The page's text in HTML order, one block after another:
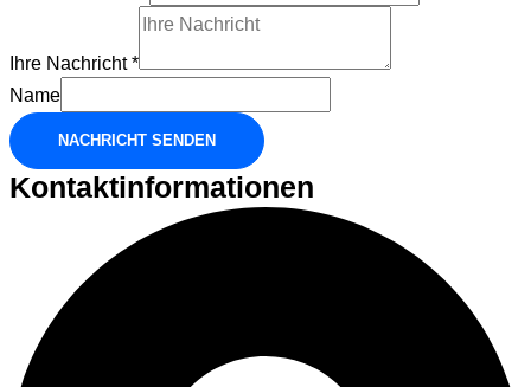
Name
Ihre Nachricht*
Name
NACHRICHT SENDEN
Kontaktinformationen